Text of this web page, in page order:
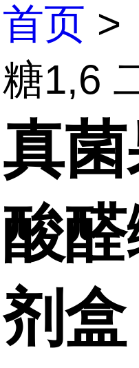
首页 >
糖1,6
真
酸
剂盒